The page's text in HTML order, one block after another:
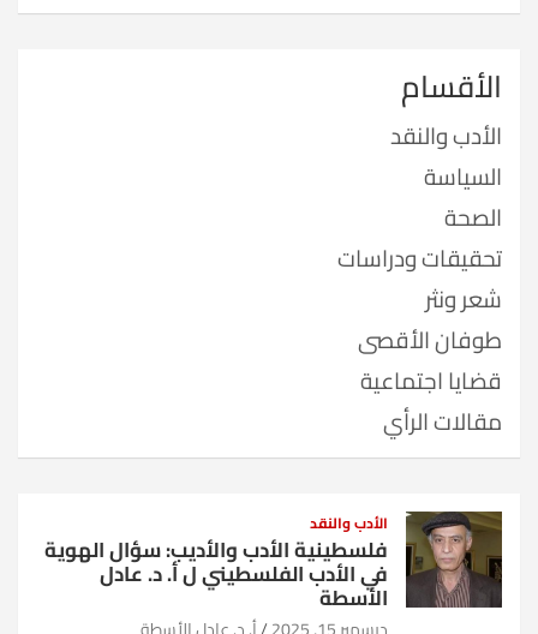
الأقسام
الأدب والنقد
السياسة
الصحة
تحقيقات ودراسات
شعر ونثر
طوفان الأقصى
قضايا اجتماعية
مقالات الرأي
الأدب والنقد
فلسطينية الأدب والأديب: سؤال الهوية
في الأدب الفلسطيني ل أ. د. عادل
الأسطة